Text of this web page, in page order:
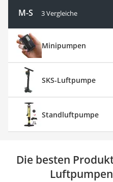
M-S 3 Vergleiche
Minipumpen
SKS-Luftpumpe
Standluftpumpe
Die besten